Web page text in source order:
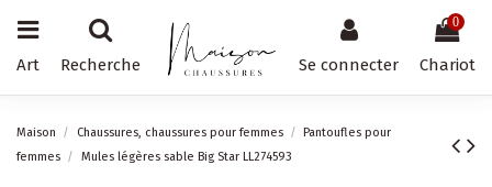
Art Recherche Se connecter
0
Chariot
Maison Chaussures, chaussures pour femmes
Pantoufles pour
femmes
Mules légères sable Big Star LL274593